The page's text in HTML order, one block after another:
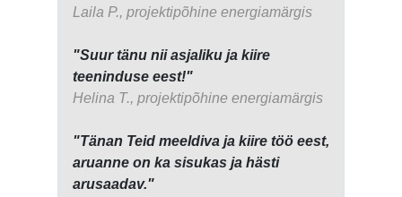
Laila P., projektipõhine energiamärgis
"Suur tänu nii asjaliku ja kiire
teeninduse eest!"
Helina T., projektipõhine energiamärgis
"Tänan Teid meeldiva ja kiire töö eest,
aruanne on ka sisukas ja hästi
arusaadav."